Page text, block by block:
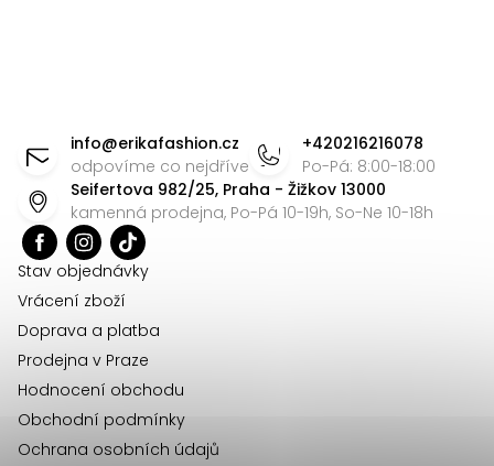
info@erikafashion.cz
odpovíme co nejdříve
+420216216078
Po-Pá: 8:00-18:00
Seifertova 982/25, Praha - Žižkov 13000
kamenná prodejna, Po-Pá 10-19h, So-Ne 10-18h
Stav objednávky
Vrácení zboží
Doprava a platba
Prodejna v Praze
Hodnocení obchodu
Obchodní podmínky
Ochrana osobních údajů